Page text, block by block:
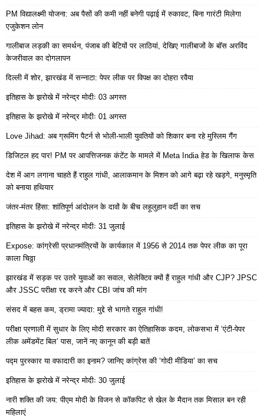
PM विद्यालक्ष्मी योजना: अब पैसों की कमी नहीं बनेगी पढ़ाई में रुकावट, बिना गारंटी मिलेगा
एजुकेशन लोन
गालीबाज लड़की का समर्थन, पंजाब की बेटियों पर लाठियां, देखिए गालीबाजों के बॉस अरविंद
केजरीवाल का दोगलापन
दिल्ली में शोर, झारखंड में सन्नाटा: पेपर लीक पर विपक्ष का दोहरा रवैया
इतिहास के झरोखे में नरेन्द्र मोदीः 03 अगस्त
इतिहास के झरोखे में नरेन्द्र मोदीः 01 अगस्त
Love Jihad: अब ग्रूमिंग पैटर्न से भोली-भाली युवतियों को शिकार बना रहे मुस्लिम गैंग
डिजिटल हद पार! PM पर आपत्तिजनक कंटेंट के मामले में Meta India हेड के खिलाफ केस
देश में आग लगाना चाहते हैं राहुल गांधी, आलाकमान के मिशन को आगे बढ़ा रहे खड़गे, मनुस्मृति
को बनाया हथियार
जंतर-मंतर हिंसा: शांतिपूर्ण आंदोलन के दावों के बीच लहूलुहान वर्दी का सच
इतिहास के झरोखे में नरेन्द्र मोदीः 31 जुलाई
Expose: कांग्रेसी प्रधानमंत्रियों के कार्यकाल में 1956 से 2014 तक पेपर लीक का पूरा
काला चिठ्ठा
झारखंड में सड़क पर उतरे युवाओं का सवाल, सेलेक्टिव क्यों हैं राहुल गांधी और CJP? JPSC
और JSSC परीक्षा रद्द करने और CBI जांच की मांग
संसद में बहस कम, ड्रामा ज्यादा: मुद्दे से भागते राहुल गांधी!
परीक्षा प्रणाली में सुधार के लिए मोदी सरकार का ऐतिहासिक कदम, लोकसभा में ‘एंटी-पेपर
लीक अमेंडमेंट बिल’ पास, जानें नए कानून की बड़ी बातें
पद्म पुरस्कार या वफादारी का इनाम? जानिए कांग्रेस की ‘गोदी मीडिया’ का सच
इतिहास के झरोखे में नरेन्द्र मोदीः 30 जुलाई
नारी शक्ति की जय: पीएम मोदी के विजन से कॉकपिट से खेल के मैदान तक मिसाल बन रही
महिलाएं